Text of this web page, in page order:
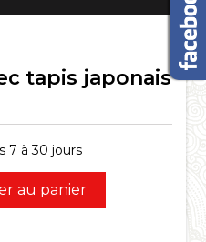
tapis japonais
7 à 30 jours
au panier